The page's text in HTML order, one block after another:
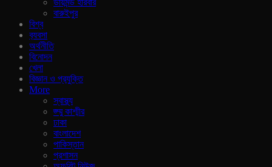
ডায়মন্ড হারবার
বারুইপুর
বিশ্ব
ব‍্যবসা
অর্থনীতি
বিনোদন
খেলা
বিজ্ঞান ও প্রযুক্তি
More
স্বাস্থ্য
জ্ম্মু কাশ্মীর
ঢাকা
বাংলাদেশ
পাকিস্তান
প্রশাসন